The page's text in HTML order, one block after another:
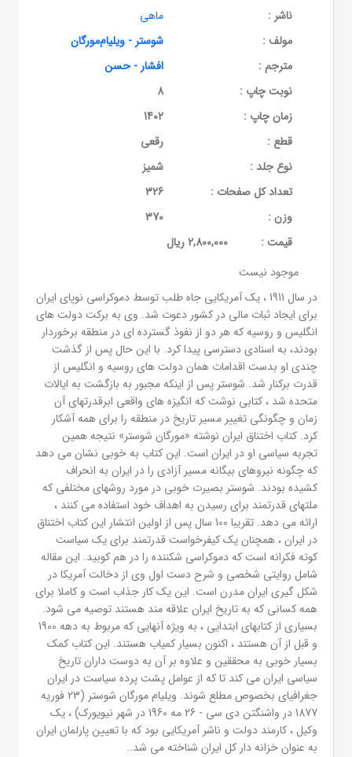
ناشر :
ماهی
مولف :
شوستر - ویلیام‌مورگان
مترجم :
افشار - حسن
نوبت چاپ :
8
زمان چاپ :
1402
قطع :
رقعی
نوع جلد :
شمیز
تعداد کل صفحات :
326
وزن :
370
قيمت :
2,800,000 ریال
موجود نیست
در سال 1911 ، یک آمریکایی جاه طلب توسط دموکراسی نوپای ایران
برای ایجاد ثبات مالی در کشور دعوت شد. وی به برکت دولت های
انگلیس و روسیه که هر دو از نفوذ گسترده ای در منطقه برخوردار
بودند، به اسنادی دسترسی پیدا کرد. با این حال پس از گذشت
چندی او بدست اقدامات همان دولت های روسیه و انگلیس از
قدرت برکنار شد. شوستر پس از اینکه مجبور به بازگشت به ایالات
متحده شد ، کتابی نوشت که انگیزه های واقعی ابرقدرتهای آن
زمان و چگونگی تغییر مسیر تاریخ در منطقه را برای همه آشکار
کرد. کتاب اختناق ایران نوشته «مورگان شوستر» نتیجه همین
تجربه سیاسی او در ایران است. این کتاب به خوبی نشان می دهد
که چگونه نیروهای بیگانه مسیر آزادی را در ایران به انحراف
کشیده بودند. شوستر بصیرت خوبی در مورد روشهای مختلفی که
ملتهای قدرتمند برای رسیدن به اهداف خود استفاده می کنند ،
ارائه می دهد. تقریبا 100 سال پس از اولین انتشار این کتاب اختناق
در ایران ، همچنان یک کیفرخواست قدرتمند برای یک سیاست
کوته فکرانه است که دموکراسی شکننده را در هم کوبید. این مقاله
شامل روایتی شخصی و شرح دست اول وی از دخالت آمریکا در
شکل گیری ایران مدرن است. این یک کار جذاب است و کاملا برای
همه کسانی که به تاریخ ایران علاقه مند هستند توصیه می شود.
بسیاری از کتابهای ابتدایی ، به ویژه آنهایی که مربوط به دهه 1900
و قبل از آن هستند ، اکنون بسیار کمیاب هستند. این کتاب کمک
بسیار خوبی به محققین و علاوه بر آن به دوست داران تاریخ
سیاسی ایران می کند تا که از عوامل پشت پرده سیاست در ایران
جغرافیای بخصوص مطلع شوند. ویلیام مورگان شوستر (23 فوریه
1877 در واشنگتن دی سی - 26 مه 1960 در شهر نیویورک) ، یک
وکیل ، کارمند دولت و ناشر آمریکایی بود که با تعیین پارلمان ایران
به عنوان خزانه دار کل ایران شناخته می شد..